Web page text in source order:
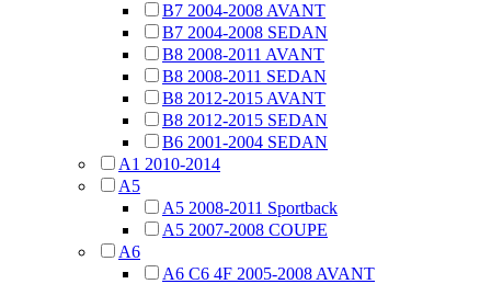
B7 2004-2008 AVANT
B7 2004-2008 SEDAN
B8 2008-2011 AVANT
B8 2008-2011 SEDAN
B8 2012-2015 AVANT
B8 2012-2015 SEDAN
B6 2001-2004 SEDAN
A1 2010-2014
A5
A5 2008-2011 Sportback
A5 2007-2008 COUPE
A6
A6 C6 4F 2005-2008 AVANT